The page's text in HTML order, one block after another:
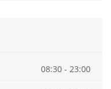
08:30 - 23:00